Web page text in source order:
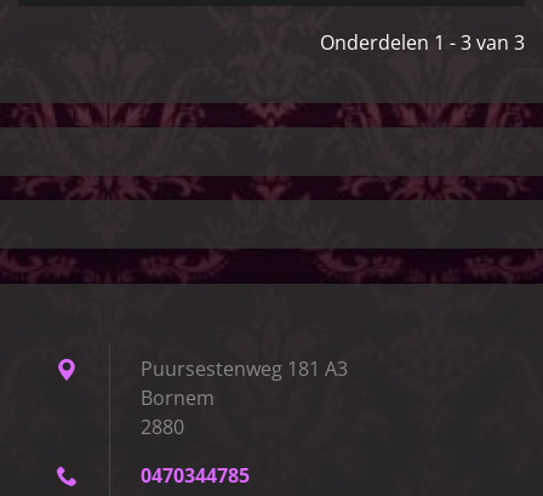
Onderdelen 1 - 3 van 3
Puursestenweg 181 A3
Bornem
2880
0470344785